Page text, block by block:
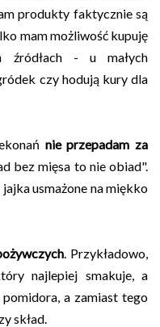
produkty faktycznie są
mam możliwość kupuję
źródłach - u małych
czy hodują kury dla
nie przepadam za
bez mięsa to nie obiad".
usmażone na miękko
. Przykładowo,
najlepiej smakuje, a
a zamiast tego
skład.